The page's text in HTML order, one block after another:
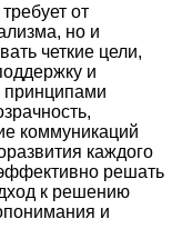
от
но и
четкие цели,
и
принципами
коммуникаций
каждого
решать
к решению
и